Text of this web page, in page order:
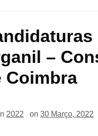
–
Coimbra
2022 on 30 Março, 2022